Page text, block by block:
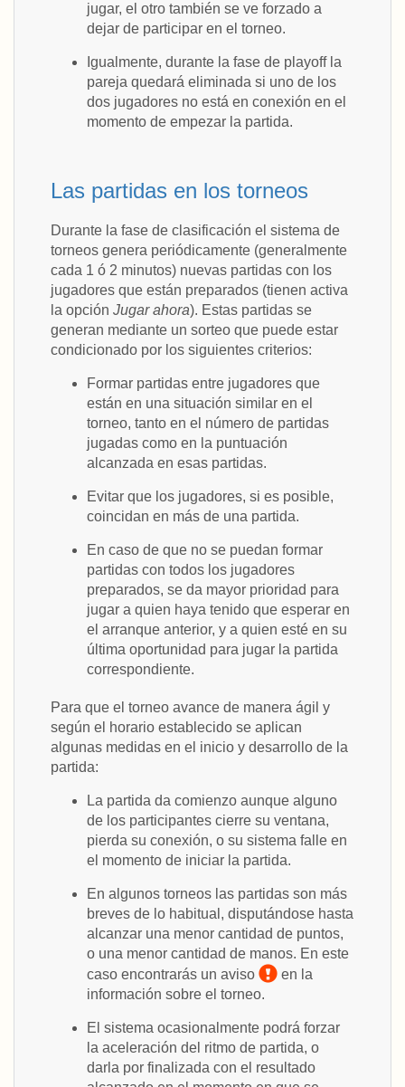
jugar, el otro también se ve forzado a
dejar de participar en el torneo.
Igualmente, durante la fase de playoff la
pareja quedará eliminada si uno de los
dos jugadores no está en conexión en el
momento de empezar la partida.
Las partidas en los torneos
Durante la fase de clasificación el sistema de
torneos genera periódicamente (generalmente
cada 1 ó 2 minutos) nuevas partidas con los
jugadores que están preparados (tienen activa
la opción Jugar ahora). Estas partidas se
generan mediante un sorteo que puede estar
condicionado por los siguientes criterios:
Formar partidas entre jugadores que
están en una situación similar en el
torneo, tanto en el número de partidas
jugadas como en la puntuación
alcanzada en esas partidas.
Evitar que los jugadores, si es posible,
coincidan en más de una partida.
En caso de que no se puedan formar
partidas con todos los jugadores
preparados, se da mayor prioridad para
jugar a quien haya tenido que esperar en
el arranque anterior, y a quien esté en su
última oportunidad para jugar la partida
correspondiente.
Para que el torneo avance de manera ágil y
según el horario establecido se aplican
algunas medidas en el inicio y desarrollo de la
partida:
La partida da comienzo aunque alguno
de los participantes cierre su ventana,
pierda su conexión, o su sistema falle en
el momento de iniciar la partida.
En algunos torneos las partidas son más
breves de lo habitual, disputándose hasta
alcanzar una menor cantidad de puntos,
o una menor cantidad de manos. En este
caso encontrarás un aviso
en la
información sobre el torneo.
El sistema ocasionalmente podrá forzar
la aceleración del ritmo de partida, o
darla por finalizada con el resultado